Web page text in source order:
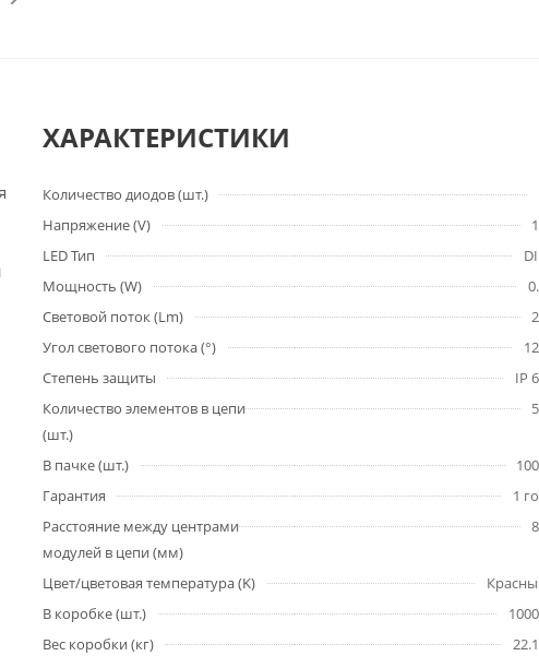
ХАРАКТЕРИСТИКИ
Количество диодов (шт.)
Напряжение (V)
LED Тип
Мощность (W)
Световой поток (Lm)
Угол светового потока (°)
Степень защиты
IP
Количество элементов в цепи
(шт.)
В пачке (шт.)
Гарантия
1
Расстояние между центрами
модулей в цепи (мм)
Цвет/цветовая температура (K)
В коробке (шт.)
Вес коробки (кг)